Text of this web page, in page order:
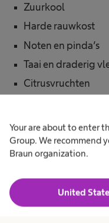
Your are about to enter
Group. We recommend
Braun organization.
United
Zuurkool
Harde rauwkost
Noten en pinda’s
Taai en draderig
Citrusvruchten
Gedroogde
Kokosproducten
Eet regelmatig
je eten en drinken